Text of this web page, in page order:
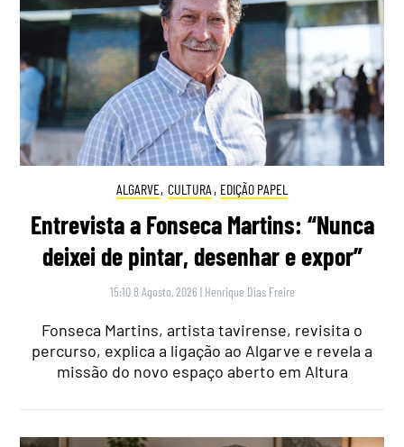
ALGARVE, CULTURA , EDIÇÃO PAPEL
Entrevista a Fonseca Martins: “Nunca
deixei de pintar, desenhar e expor”
15:10 8 Agosto, 2026 | Henrique Dias Freire
Fonseca Martins, artista tavirense, revisita o
percurso, explica a ligação ao Algarve e revela a
missão do novo espaço aberto em Altura